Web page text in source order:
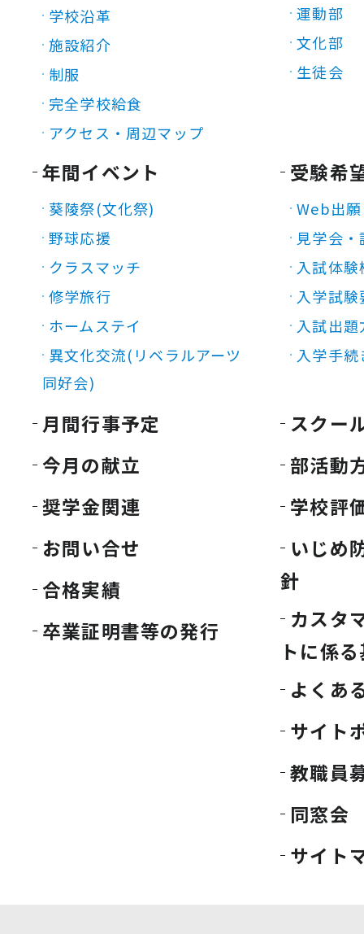
学校沿革
施設紹介
制服
完全学校給食
アクセス・周辺マップ
運動部
文化部
生徒会
年間イベント
葵陵祭(文化祭)
野球応援
クラスマッチ
修学旅行
ホームステイ
異文化交流(リベラルアーツ
同好会)
受験希
Web出願
見学会
入試体験
入学試験
入試出題
入学手続
月間行事予定
今月の献立
奨学金関連
お問い合せ
合格実績
卒業証明書等の発行
スクー
部活動
学校評
いじめ
針
カスタ
トに係
よくあ
サイト
教職員
同窓会
サイト